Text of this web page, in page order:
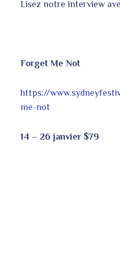
Lisez notre interview
Forget Me Not
https://
me-not
14 – 26 janvier $79